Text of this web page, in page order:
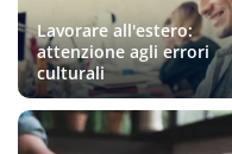
Lavorare all'estero:
attenzione agli errori
culturali